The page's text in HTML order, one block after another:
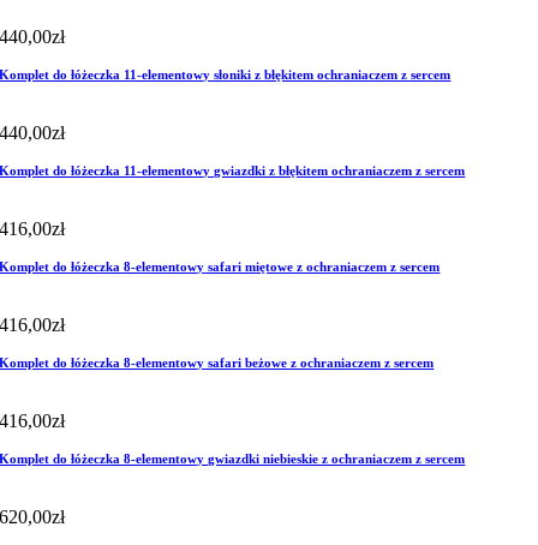
440,00zł
Komplet do łóżeczka 11-elementowy słoniki z błękitem ochraniaczem z sercem
440,00zł
Komplet do łóżeczka 11-elementowy gwiazdki z błękitem ochraniaczem z sercem
416,00zł
Komplet do łóżeczka 8-elementowy safari miętowe z ochraniaczem z sercem
416,00zł
Komplet do łóżeczka 8-elementowy safari beżowe z ochraniaczem z sercem
416,00zł
Komplet do łóżeczka 8-elementowy gwiazdki niebieskie z ochraniaczem z sercem
620,00zł